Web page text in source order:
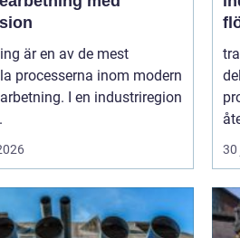
är en av de mest
processerna inom modern
I en industriregion
30